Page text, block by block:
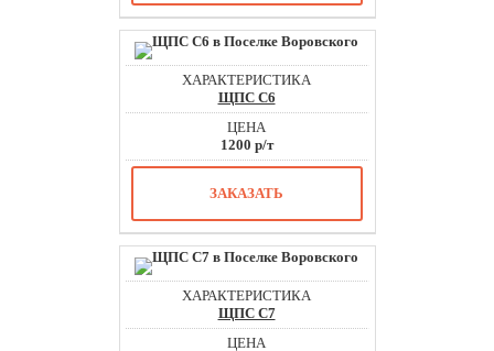
ЩПС С6
1200 р/т
ЗАКАЗАТЬ
ЩПС С7